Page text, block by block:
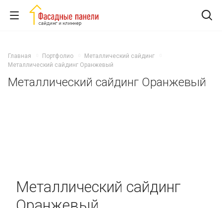
Главная Портфолио
Металлический сайдинг
Металлический сайдинг Оранжевый
Металлический сайдинг Оранжевый
Металлический сайдинг